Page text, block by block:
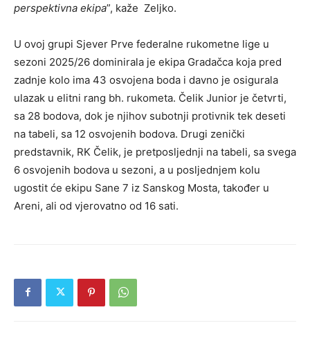
perspektivna ekipa”, kaže Zeljko.
U ovoj grupi Sjever Prve federalne rukometne lige u
sezoni 2025/26 dominirala je ekipa Gradačca koja pred
zadnje kolo ima 43 osvojena boda i davno je osigurala
ulazak u elitni rang bh. rukometa. Čelik Junior je četvrti,
sa 28 bodova, dok je njihov subotnji protivnik tek deseti
na tabeli, sa 12 osvojenih bodova. Drugi zenički
predstavnik, RK Čelik, je pretposljednji na tabeli, sa svega
6 osvojenih bodova u sezoni, a u posljednjem kolu
ugostit će ekipu Sane 7 iz Sanskog Mosta, također u
Areni, ali od vjerovatno od 16 sati.